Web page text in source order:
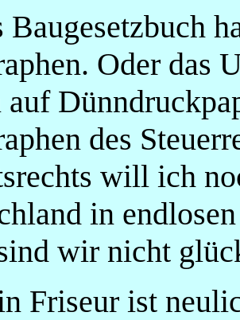
Oder das
auf
des
will ich
in
wir nicht
Friseur ist